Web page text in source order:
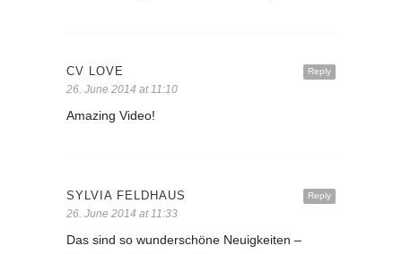
Reply
CV LOVE
26. June 2014 at 11:10
Amazing Video!
Reply
SYLVIA FELDHAUS
26. June 2014 at 11:33
Das sind so wunderschöne Neuigkeiten –